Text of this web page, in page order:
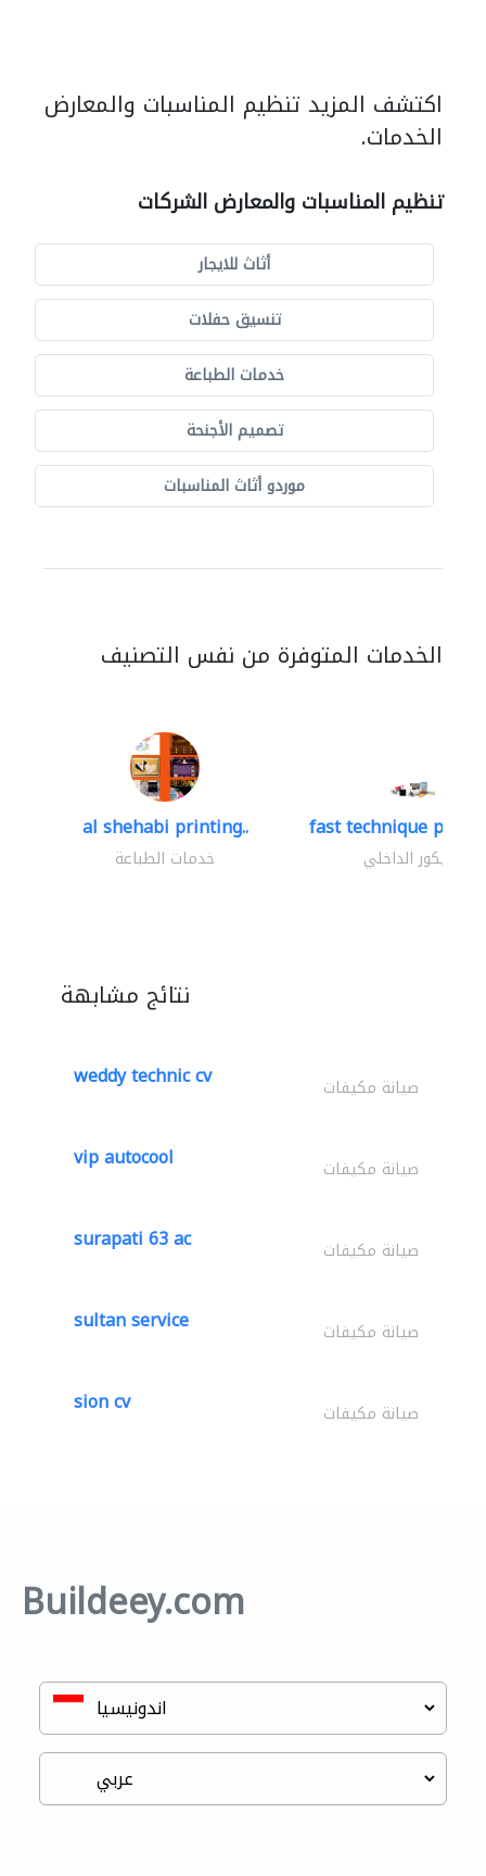
اكتشف المزيد تنظيم المناسبات والمعارض
الخدمات.
تنظيم المناسبات والمعارض الشركات
أثاث للايجار
تنسيق حفلات
خدمات الطباعة
تصميم الأجنحة
موردو أثاث المناسبات
الخدمات المتوفرة من نفس التصنيف
al shehabi printing..
خدمات الطباعة
fast technique pre-
الديكور الداخلي
نتائج مشابهة
weddy technic cv صيانة مكيفات
vip autocool صيانة مكيفات
surapati 63 ac صيانة مكيفات
sultan service صيانة مكيفات
sion cv صيانة مكيفات
Buildeey.com